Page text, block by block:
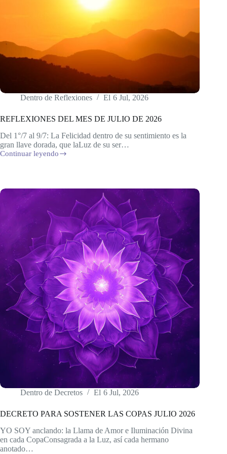
Dentro de Reflexiones El 6 Jul, 2026
REFLEXIONES DEL MES DE JULIO DE 2026
Del 1°/7 al 9/7: La Felicidad dentro de su sentimiento es la
gran llave dorada, que laLuz de su ser…
Continuar leyendo
REFLEXIONES
JULIO
Dentro de Decretos El 6 Jul, 2026
DECRETO PARA SOSTENER LAS COPAS JULIO 2026
YO SOY anclando: la Llama de Amor e Iluminación Divina
en cada CopaConsagrada a la Luz, así cada hermano
anotado…